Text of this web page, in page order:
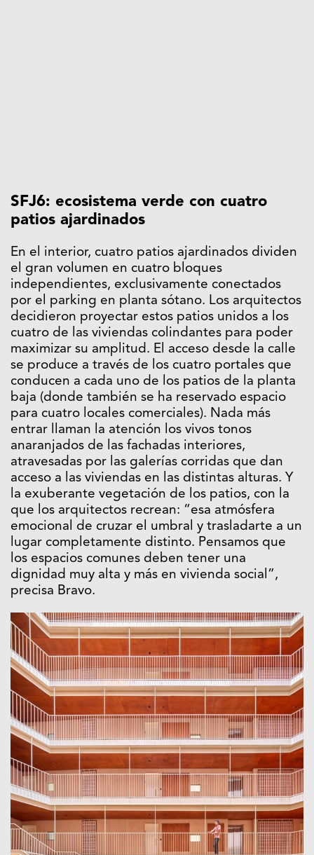
SFJ6: ecosistema verde con cuatro
patios ajardinados
En el interior, cuatro patios ajardinados dividen
el gran volumen en cuatro bloques
independientes, exclusivamente conectados
por el parking en planta sótano. Los arquitectos
decidieron proyectar estos patios unidos a los
cuatro de las viviendas colindantes para poder
maximizar su amplitud. El acceso desde la calle
se produce a través de los cuatro portales que
conducen a cada uno de los patios de la planta
baja (donde también se ha reservado espacio
para cuatro locales comerciales). Nada más
entrar llaman la atención los vivos tonos
anaranjados de las fachadas interiores,
atravesadas por las galerías corridas que dan
acceso a las viviendas en las distintas alturas. Y
la exuberante vegetación de los patios, con la
que los arquitectos recrean: “esa atmósfera
emocional de cruzar el umbral y trasladarte a un
lugar completamente distinto. Pensamos que
los espacios comunes deben tener una
dignidad muy alta y más en vivienda social”,
precisa Bravo.